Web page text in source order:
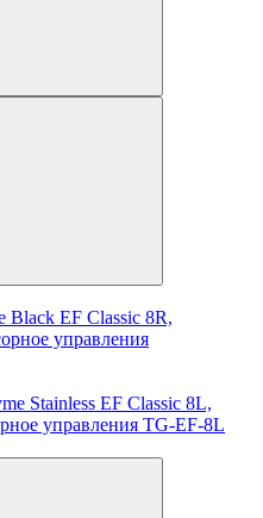
Black EF Classic 8R,
управления